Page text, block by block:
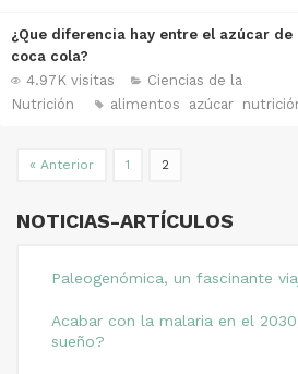
¿Que diferencia hay entre el azúcar de
coca cola?
4.97K visitas
Ciencias de la
Nutrición
alimentos azúcar
« Anterior 1 2
NOTICIAS-ARTÍCULOS
Paleogenómica, un fascinante
Acabar con la malaria en el
sueño?